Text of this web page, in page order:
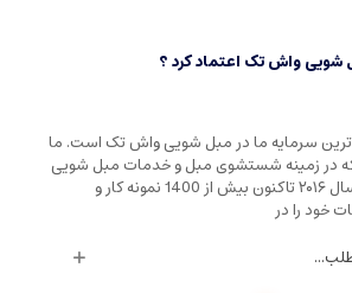
واش تک اعتماد کرد ؟
سرمایه ما در مبل شویی واش تک است. ما
در زمینه شستشوی مبل و خدمات مبل شویی
فعالیت می‌کنیم و از سال ۲۰۱۶ تاکنون بیش از 1400 نمونه کار و
خود را در